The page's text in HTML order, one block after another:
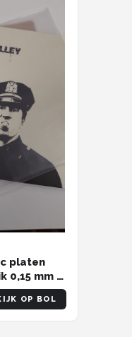
platen
0,15 mm -
- Lp
Hoezen
OP BOL